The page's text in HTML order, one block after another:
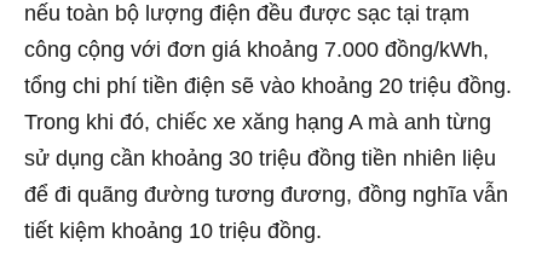
nếu toàn bộ lượng điện đều được sạc tại trạm
công cộng với đơn giá khoảng 7.000 đồng/kWh,
tổng chi phí tiền điện sẽ vào khoảng 20 triệu đồng.
Trong khi đó, chiếc xe xăng hạng A mà anh từng
sử dụng cần khoảng 30 triệu đồng tiền nhiên liệu
để đi quãng đường tương đương, đồng nghĩa vẫn
tiết kiệm khoảng 10 triệu đồng.